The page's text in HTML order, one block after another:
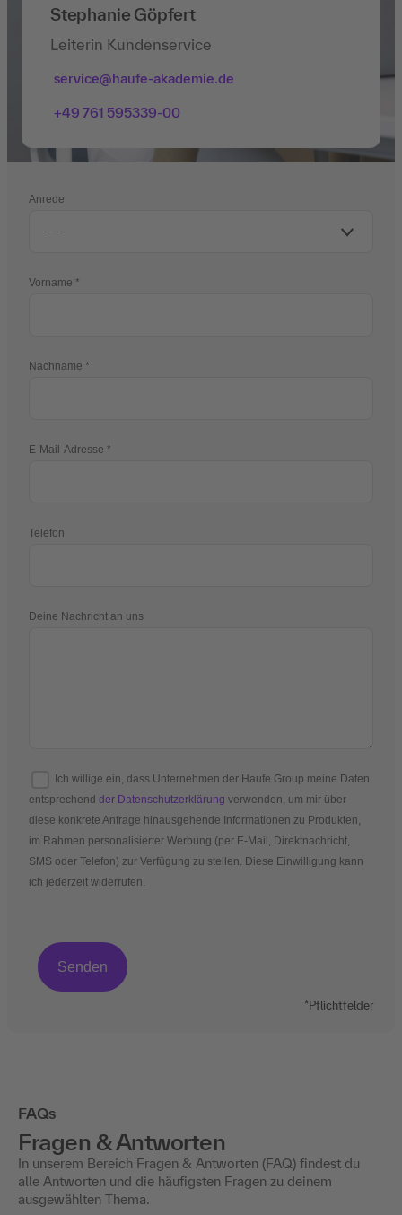
Stephanie Göpfert
Leiterin Kundenservice
service@haufe-akademie.de
+49 761 595339-00
Anrede
Vorname
Nachname
E-Mail-Adresse
Telefon
Deine Nachricht an uns
Ich willige ein, dass Unternehmen der Haufe Group meine Daten
entsprechend der Datenschutzerklärung verwenden, um mir über
diese konkrete Anfrage hinausgehende Informationen zu Produkten,
im Rahmen personalisierter Werbung (per E-Mail, Direktnachricht,
SMS oder Telefon) zur Verfügung zu stellen. Diese Einwilligung kann
ich jederzeit widerrufen.
*Pflichtfelder
FAQs
Fragen & Antworten
In unserem Bereich Fragen & Antworten (FAQ) findest du
alle Antworten und die häufigsten Fragen zu deinem
ausgewählten Thema.